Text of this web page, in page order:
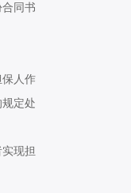
同书
人作
定处
现担